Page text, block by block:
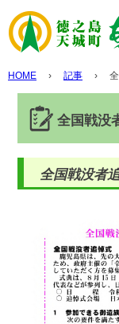
HOME › 記事 ›
全国戦没
全国戦没者